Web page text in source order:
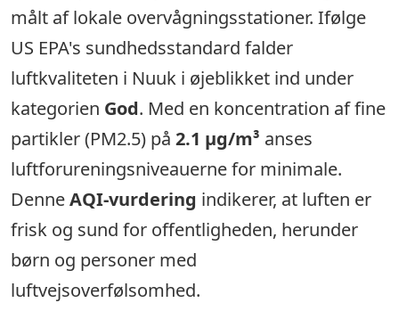
målt af lokale overvågningsstationer. Ifølge
US EPA's sundhedsstandard falder
luftkvaliteten i Nuuk i øjeblikket ind under
kategorien God. Med en koncentration af fine
partikler (PM2.5) på 2.1 µg/m³ anses
luftforureningsniveauerne for minimale.
DenneAQI-vurdering indikerer, at luften er
frisk og sund for offentligheden, herunder
børn og personer med
luftvejsoverfølsomhed.